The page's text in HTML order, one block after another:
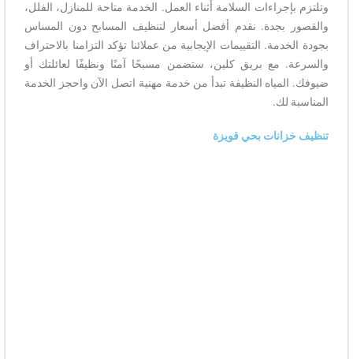
وتلتزم بإجراءات السلامة أثناء العمل. الخدمة متاحة للمنازل، الفلل،
والقصور بجدة. نقدم أفضل أسعار لتنظيف المسابح دون المساس
بجودة الخدمة. التقييمات الإيجابية من عملائنا تؤكد التزامنا بالاحتراف
والسرعة. مع بريق كلين، ستضمن مسبحًا آمنًا ونظيفًا لعائلتك أو
ضيوفك. المياه النظيفة تبدأ من خدمة مهنية اتصل الآن واحجز الخدمة
المناسبة لك.
تنظيف خزانات بحي قويزة